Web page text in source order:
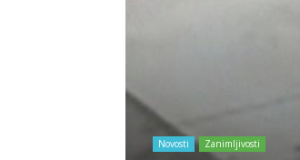
Novosti Zanimljivosti